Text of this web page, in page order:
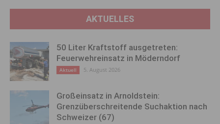
AKTUELLES
50 Liter Kraftstoff ausgetreten:
Feuerwehreinsatz in Möderndorf
Aktuell 5. August 2026
Großeinsatz in Arnoldstein:
Grenzüberschreitende Suchaktion nach
Schweizer (67)